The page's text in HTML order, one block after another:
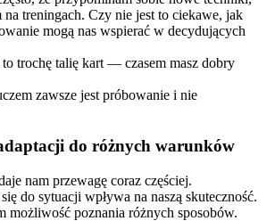
na treningach. Czy nie jest to ciekawe, jak
mogą nas wspierać w decydujących
trochę talię kart — czasem masz dobry
zawsze jest próbowanie i nie
do różnych warunków
nam przewagę coraz częściej.
do sytuacji wpływa na naszą skuteczność.
możliwość poznania różnych sposobów.